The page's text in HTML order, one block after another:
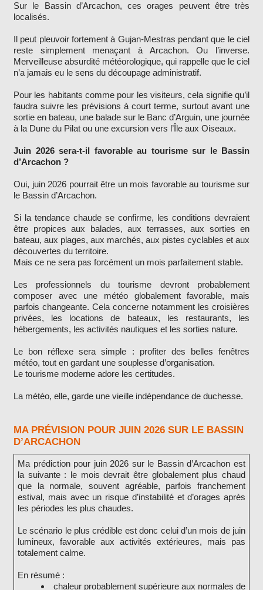
Sur le Bassin d’Arcachon, ces orages peuvent être très
localisés.
Il peut pleuvoir fortement à Gujan-Mestras pendant que le ciel
reste simplement menaçant à Arcachon. Ou l’inverse.
Merveilleuse absurdité météorologique, qui rappelle que le ciel
n’a jamais eu le sens du découpage administratif.
Pour les habitants comme pour les visiteurs, cela signifie qu’il
faudra suivre les prévisions à court terme, surtout avant une
sortie en bateau, une balade sur le Banc d’Arguin, une journée
à la Dune du Pilat ou une excursion vers l’Île aux Oiseaux.
Juin 2026 sera-t-il favorable au tourisme sur le Bassin
d’Arcachon ?
Oui, juin 2026 pourrait être un mois favorable au tourisme sur
le Bassin d’Arcachon.
Si la tendance chaude se confirme, les conditions devraient
être propices aux balades, aux terrasses, aux sorties en
bateau, aux plages, aux marchés, aux pistes cyclables et aux
découvertes du territoire.
Mais ce ne sera pas forcément un mois parfaitement stable.
Les professionnels du tourisme devront probablement
composer avec une météo globalement favorable, mais
parfois changeante. Cela concerne notamment les croisières
privées, les locations de bateaux, les restaurants, les
hébergements, les activités nautiques et les sorties nature.
Le bon réflexe sera simple : profiter des belles fenêtres
météo, tout en gardant une souplesse d’organisation.
Le tourisme moderne adore les certitudes.
La météo, elle, garde une vieille indépendance de duchesse.
MA PRÉVISION POUR JUIN 2026 SUR LE BASSIN
D’ARCACHON
Ma prédiction pour juin 2026 sur le Bassin d’Arcachon est
la suivante : le mois devrait être globalement plus chaud
que la normale, souvent agréable, parfois franchement
estival, mais avec un risque d’instabilité et d’orages après
les périodes les plus chaudes.
Le scénario le plus crédible est donc celui d’un mois de juin
lumineux, favorable aux activités extérieures, mais pas
totalement calme.
En résumé :
chaleur probablement supérieure aux normales de